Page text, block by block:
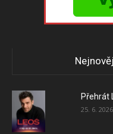
Přehrát
25. 6. 2026